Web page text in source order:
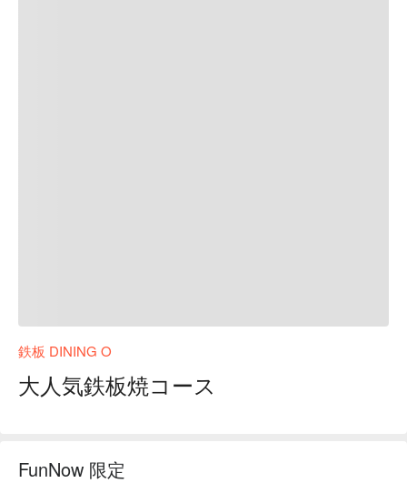
鉄板 DINING O
大人気鉄板焼コース
FunNow 限定